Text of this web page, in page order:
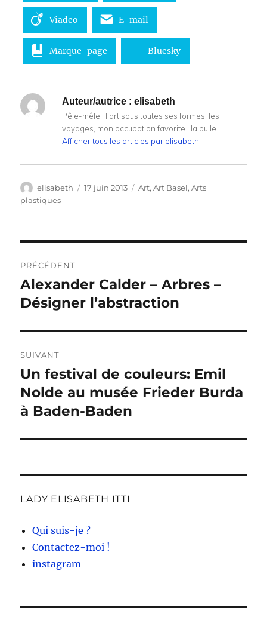
Viadeo E-mail
Marque-page Bluesky
Auteur/autrice : elisabeth
Pêle-mêle : l'art sous toutes ses formes, les
voyages, mon occupation favorite : la bulle.
Afficher tous les articles par elisabeth
Auteur
elisabeth
Publié
17 juin 2013 Catégories
Art,Art Basel,Arts
plastiques
de
l’article
PRÉCÉDENT
Publication
précédente :
Alexander Calder – Arbres –
Désigner l’abstraction
SUIVANT
Publication
suivante :
Un festival de couleurs: Emil
Nolde au musée Frieder Burda
à Baden-Baden
LADY ELISABETH ITTI
Qui suis-je ?
Contactez-moi !
instagram